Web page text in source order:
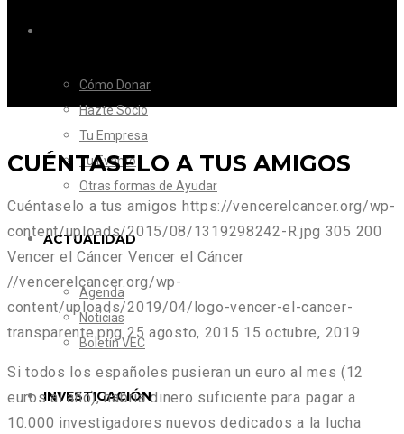
Cómo Donar
Hazte Socio
Tu Empresa
Tu Evento
Otras formas de Ayudar
ACTUALIDAD
Agenda
Noticias
Boletín VEC
INVESTIGACIÓN
CUÉNTASELO A TUS AMIGOS
Cuéntaselo a tus amigos https://vencerelcancer.org/wp-
content/uploads/2015/08/1319298242-R.jpg 305 200
Vencer el Cáncer Vencer el Cáncer
//vencerelcancer.org/wp-
content/uploads/2019/04/logo-vencer-el-cancer-
transparente.png 25 agosto, 2015 15 octubre, 2019
Si todos los españoles pusieran un euro al mes (12
euros al año), habría dinero suficiente para pagar a
10.000 investigadores nuevos dedicados a la lucha